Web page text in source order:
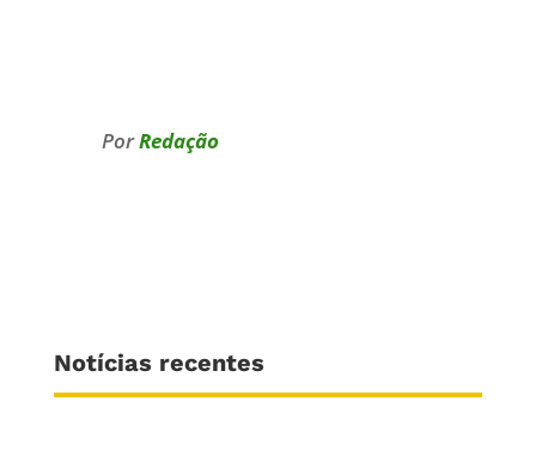
PorRedação
Notícias recentes